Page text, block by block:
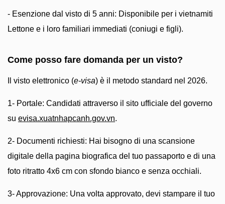
- Esenzione dal visto di 5 anni: Disponibile per i vietnamiti
Lettone e i loro familiari immediati (coniugi e figli).
Come posso fare domanda per un visto?
Il visto elettronico (e-visa) è il metodo standard nel 2026.
1- Portale: Candidati attraverso il sito ufficiale del governo
su evisa.xuatnhapcanh.gov.vn.
2- Documenti richiesti: Hai bisogno di una scansione
digitale della pagina biografica del tuo passaporto e di una
foto ritratto 4x6 cm con sfondo bianco e senza occhiali.
3- Approvazione: Una volta approvato, devi stampare il tuo